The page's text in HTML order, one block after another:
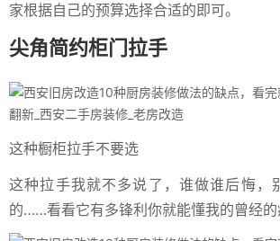
家根据自己的预算选择合适的即可。
尖角简约柜门拉手
这种橱柜拉手不要选
这种拉手我就不多说了，谁做谁后悔，
的……看看它有多锋利你就能懂我的曾经的